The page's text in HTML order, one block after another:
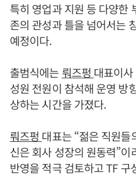
특히 영업과 지원 등 다양한
존의 관성과 틀을 넘어서는
예정이다.
출범식에는 뤄즈펑 대표이
성원 전원이 참석해 운영 방
상하는 시간을 가졌다.
뤄즈펑 대표는 “젊은 직원들
신은 회사 성장의 원동력”
반영을 적극 검토하고 TF